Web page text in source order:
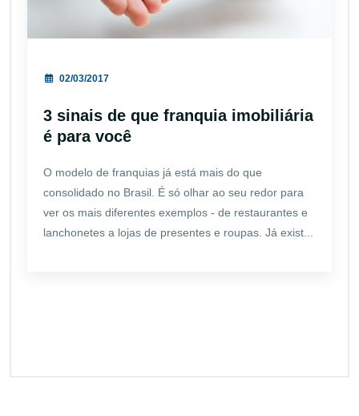
02/03/2017
3 sinais de que franquia imobiliária
é para você
O modelo de franquias já está mais do que
consolidado no Brasil. É só olhar ao seu redor para
ver os mais diferentes exemplos - de restaurantes e
lanchonetes a lojas de presentes e roupas. Já exist...